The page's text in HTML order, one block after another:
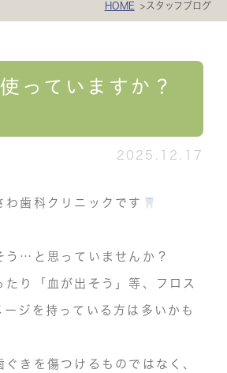
HOME スタッフブログ
っていますか？
2025.12.17
わ歯科クリニックです
う…と思っていませんか？
たり「血が出そう」等、 フロス
ージを持っている方は多いかも
ぐきを傷つけるものではなく、